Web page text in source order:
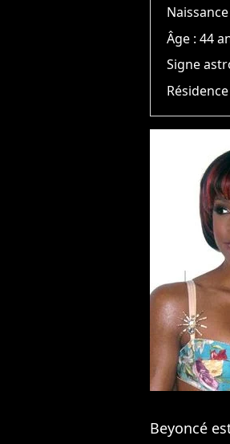
Âge :44
Signe
Résidence
Beyoncé